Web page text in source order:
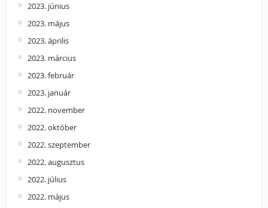
2023. június
2023. május
2023. április
2023. március
2023. február
2023. január
2022. november
2022. október
2022. szeptember
2022. augusztus
2022. július
2022. május